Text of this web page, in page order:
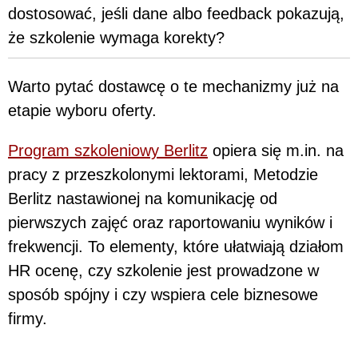
dostosować, jeśli dane albo feedback pokazują,
że szkolenie wymaga korekty?
Warto pytać dostawcę o te mechanizmy już na
etapie wyboru oferty.
Program szkoleniowy Berlitz opiera się m.in. na
pracy z przeszkolonymi lektorami, Metodzie
Berlitz nastawionej na komunikację od
pierwszych zajęć oraz raportowaniu wyników i
frekwencji. To elementy, które ułatwiają działom
HR ocenę, czy szkolenie jest prowadzone w
sposób spójny i czy wspiera cele biznesowe
firmy.